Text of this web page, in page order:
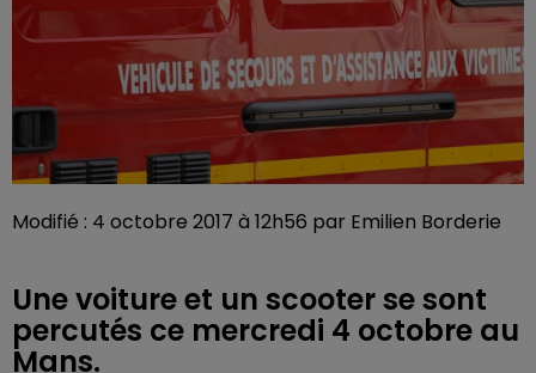
Modifié : 4 octobre 2017 à 12h56 par Emilien Borderie
Une voiture et un scooter se sont
percutés ce mercredi 4 octobre au
Mans.